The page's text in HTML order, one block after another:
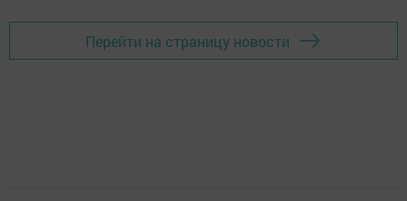
Перейти на страницу новости